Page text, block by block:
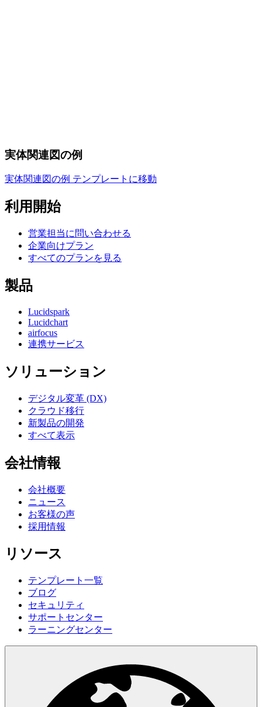
実体関連図の例
実体関連図の例 テンプレートに移動
利用開始
営業担当に問い合わせる
企業向けプラン
すべてのプランを見る
製品
Lucidspark
Lucidchart
airfocus
連携サービス
ソリューション
デジタル変革 (DX)
クラウド移行
新製品の開発
すべて表示
会社情報
会社概要
ニュース
お客様の声
採用情報
リソース
テンプレート一覧
ブログ
セキュリティ
サポートセンター
ラーニングセンター